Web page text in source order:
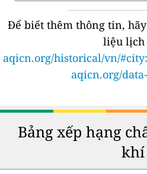
Để biết thêm thông tin,
liệu lịch
aqicn.org/historical/vn/
aqicn.org/
Bảng xếp hạng
khí